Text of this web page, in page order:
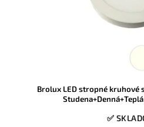
Brolux LED stropné
✅